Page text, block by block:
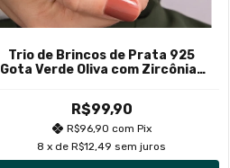
Trio de Brincos de Prata 925
Gota Verde Oliva com Zircônias
R$99,90
R$96,90 com Pix
8 x deR$12,49 sem juros